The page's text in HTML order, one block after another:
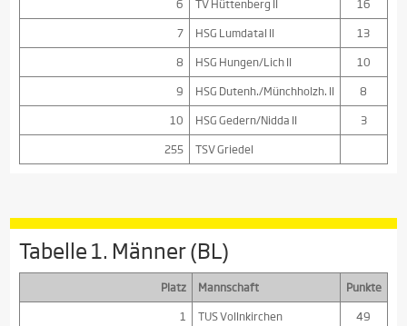
6
TV Hüttenberg II
16
7
HSG Lumdatal II
13
8
HSG Hungen/Lich II
10
9
HSG Dutenh./Münchholzh. II
8
10
HSG Gedern/Nidda II
3
255
TSV Griedel
Tabelle 1. Männer (BL)
Platz Mannschaft
Punkte
1
TUS Vollnkirchen
49